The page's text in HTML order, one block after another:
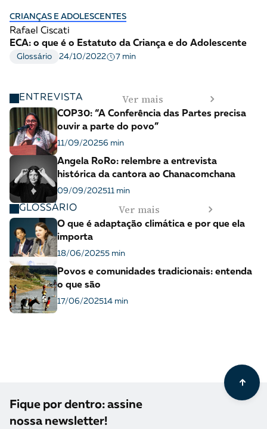
CRIANÇAS E ADOLESCENTES
Rafael Ciscati
ECA: o que é o Estatuto da Criança e do Adolescente
Glossário 24/10/2022 7 min
ENTREVISTA Ver mais
COP30: “A Conferência das Partes precisa
ouvir a parte do povo”
11/09/20256 min
Angela RoRo: relembre a entrevista
histórica da cantora ao Chanacomchana
09/09/202511 min
GLOSSÁRIO Ver mais
O que é adaptação climática e por que ela
importa
18/06/20255 min
Povos e comunidades tradicionais: entenda
o que são
17/06/202514 min
Fique por dentro: assine
nossa newsletter!